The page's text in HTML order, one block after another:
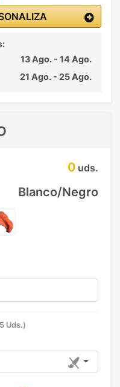
13 Ago. - 14 Ago.
21 Ago. - 25 Ago.
0 uds.
Blanco/Negro
Uds.)